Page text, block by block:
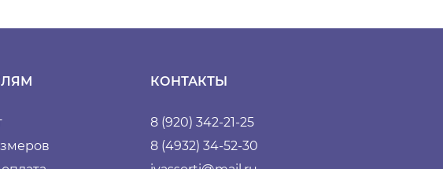
КОНТАКТЫ
8 (920) 342-21-25
8 (4932) 34-52-30